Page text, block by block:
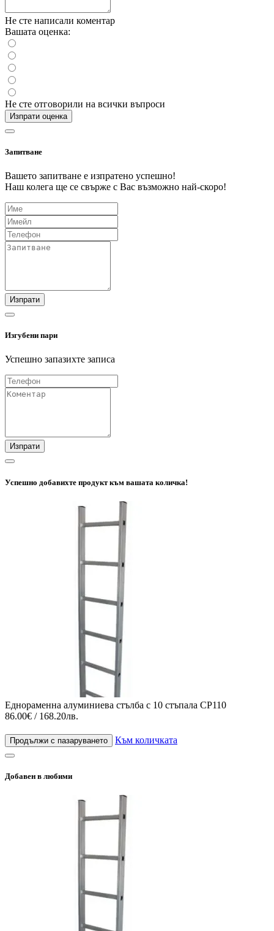
Не сте написали коментар
Вашата оценка:
Не сте отговорили на всички въпроси
Изпрати оценка
Запитване
Вашето запитване е изпратено успешно!
Наш колега ще се свърже с Вас възможно най-скоро!
Изпрати
Изгубени пари
Успешно запазихте записа
Изпрати
Успешно добавихте продукт към вашата количка!
Еднораменна алуминиева стълба с 10 стъпала CP110
86.00€ / 168.20лв.
Продължи с пазаруването Към количката
Добавен в любими